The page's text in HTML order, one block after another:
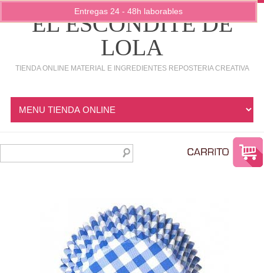
EL ESCONDITE DE
LOLA
TIENDA ONLINE MATERIAL E INGREDIENTES REPOSTERIA CREATIVA
Entregas 24 - 48h laborables